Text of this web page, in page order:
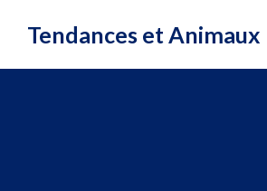
Tendances et Animaux